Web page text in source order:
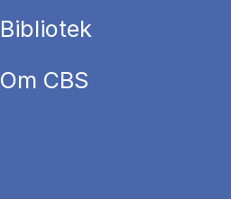
Bibliotek
Om CBS